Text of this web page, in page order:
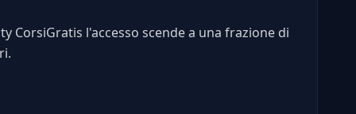
CorsiGratis l'accesso scende a una frazione di